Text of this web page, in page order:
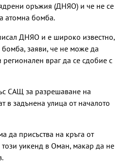
оръжия (ДНЯО) и че не се
атомна бомба.
ДНЯО и е широко известно,
заяви, че не може да
враг да се сдобие с
САЩ за разрешаване на
в задънена улица от началото
да присъства на кръга от
уикенд в Оман, макар да не